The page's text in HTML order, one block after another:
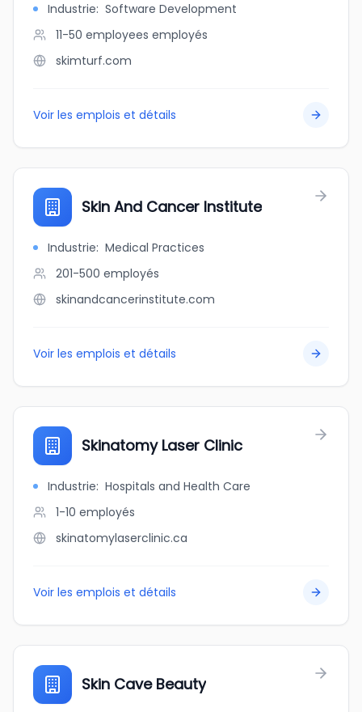
Industrie: Software Development
11-50 employees employés
skimturf.com
Voir les emplois et détails
Skin And Cancer Institute
Industrie: Medical Practices
201-500 employés
skinandcancerinstitute.com
Voir les emplois et détails
Skinatomy Laser Clinic
Industrie: Hospitals and Health Care
1-10 employés
skinatomylaserclinic.ca
Voir les emplois et détails
Skin Cave Beauty